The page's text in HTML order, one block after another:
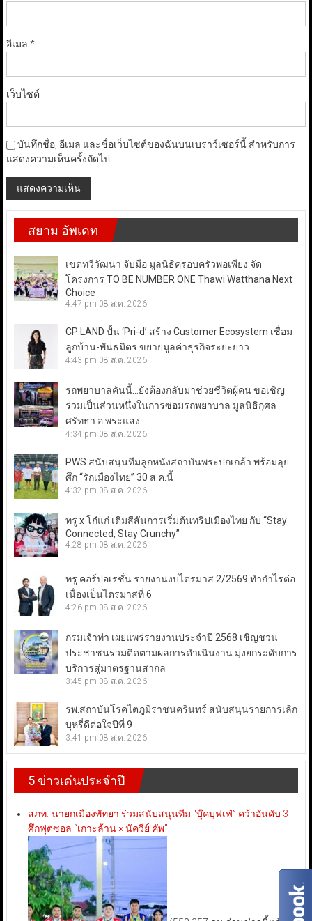
อีเมล *
เว็บไซต์
บันทึกชื่อ, อีเมล และชื่อเว็บไซต์ของฉันบนเบราว์เซอร์นี้ สำหรับการ
แสดงความเห็นครั้งถัดไป
สยาม อัพเดท
เขตทวีวัฒนา จับมือ มูลนิธิครอบครัวพอเพียง จัด
โครงการ TO BE NUMBER ONE Thawi Watthana Next
Choice
4:47 pm 08 ส.ค. 2026
CP LAND ปั้น ‘Pri-d’ สร้าง Customer Ecosystem เชื่อม
ลูกบ้าน-พันธมิตร ขยายมูลค่าธุรกิจระยะยาว
4:43 pm 08 ส.ค. 2026
รถพยาบาลคันนี้…ยังต้องกลับมาช่วยชีวิตผู้คน ขอเชิญ
ร่วมเป็นส่วนหนึ่งในการซ่อมรถพยาบาล มูลนิธิกุศล
ศรัทธา อ.พระแสง
4:34 pm 08 ส.ค. 2026
PWS สนับสนุนทีมลูกหนังสถาบันพระปกเกล้า พร้อมลุย
ศึก “รักเมืองไทย” 30 ส.ค.นี้
4:32 pm 08 ส.ค. 2026
ทรู x โก๋แก่ เติมสีสันการเริ่มต้นทริปเมืองไทย กับ “Stay
Connected, Stay Crunchy”
4:28 pm 08 ส.ค. 2026
ทรู คอร์ปอเรชั่น รายงานงบไตรมาส 2/2569 ทำกำไรต่อ
เนื่องเป็นไตรมาสที่ 6
4:26 pm 08 ส.ค. 2026
กรมเจ้าท่า เผยแพร่รายงานประจำปี 2568 เชิญชวน
ประชาชนร่วมติดตามผลการดำเนินงาน มุ่งยกระดับการ
บริการสู่มาตรฐานสากล
3:45 pm 08 ส.ค. 2026
รพ.สถาบันโรคไตภูมิราชนครินทร์ สนับสนุนรายการเลิก
บุหรี่ดีต่อใจปีที่ 9
3:41 pm 08 ส.ค. 2026
5 ข่าวเด่นประจำปี
สภท.-นายกเมืองพัทยา ร่วมสนับสนุนทีม “บุ๊คบุฟเฟ่” คว้าอันดับ 3
ศึกฟุตซอล “เกาะล้าน × นัควีย์ คัพ”